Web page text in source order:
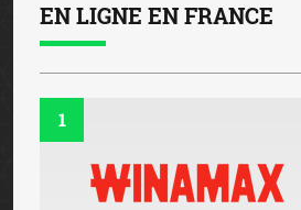
EN LIGNE EN FRANCE
1